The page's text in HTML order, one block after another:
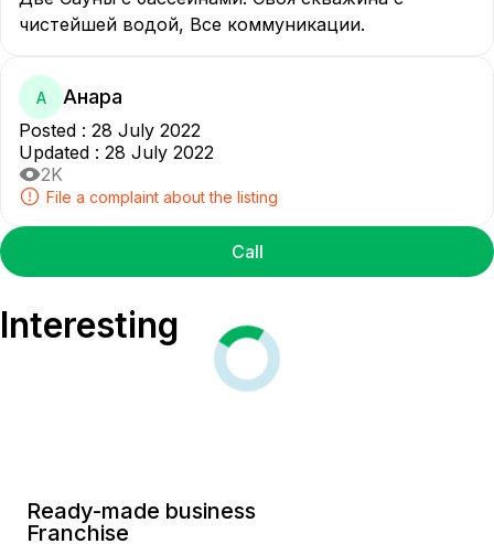
чистейшей водой, Все коммуникации.
А Анара
Posted : 28 July 2022
Updated : 28 July 2022
2K
File a complaint about the listing
Call
Interesting
Ready-made business
Franchise